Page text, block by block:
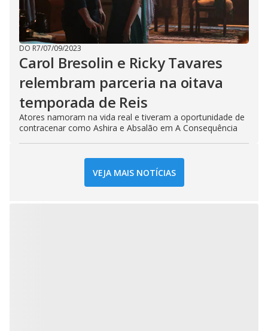
DO R7/07/09/2023
Carol Bresolin e Ricky Tavares
relembram parceria na oitava
temporada de Reis
Atores namoram na vida real e tiveram a oportunidade de
contracenar como Ashira e Absalão em A Consequência
VEJA MAIS NOTÍCIAS